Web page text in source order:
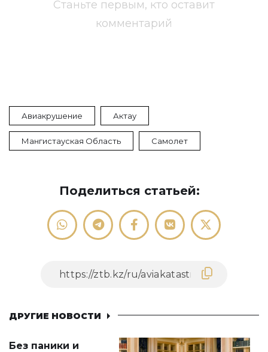
Станьте первым, кто оставит
комментарий
Авиакрушение Актау
Мангистауская Область Самолет
Поделиться статьей:
ДРУГИЕ НОВОСТИ
Без паники и